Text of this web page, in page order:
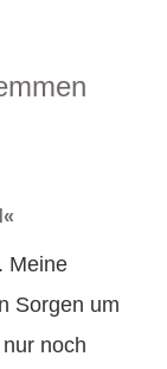
Meine
Sorgen um
noch